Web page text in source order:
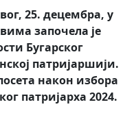
25. децембра, у
започела је
Бугарског
патријаршији.
након избора
патријарха 2024.